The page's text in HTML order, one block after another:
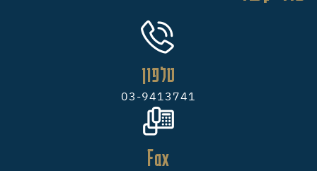
טלפון
03-9413741
Fax